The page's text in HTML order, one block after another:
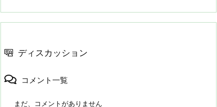
ディスカッション
コメント一覧
まだ、コメントがありません